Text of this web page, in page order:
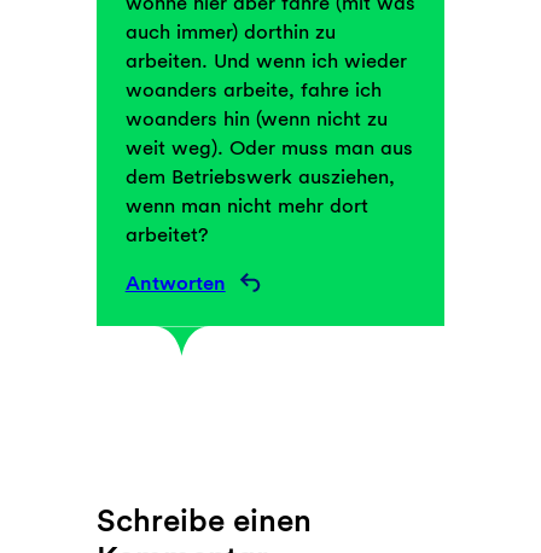
auch immer) dorthin zu
arbeiten. Und wenn ich wieder
woanders arbeite, fahre ich
woanders hin (wenn nicht zu
weit weg). Oder muss man aus
dem Betriebswerk ausziehen,
wenn man nicht mehr dort
arbeitet?
Antworten
Schreibe einen